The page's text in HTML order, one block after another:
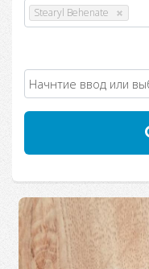
Stearyl Behenate